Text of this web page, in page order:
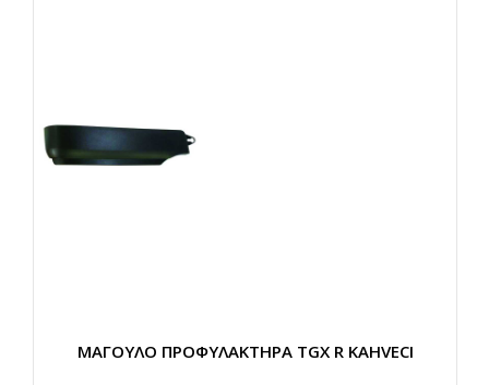
ΜΑΓΟΥΛΟ ΠΡΟΦΥΛΑΚΤΗΡΑ TGX R KAHVECI